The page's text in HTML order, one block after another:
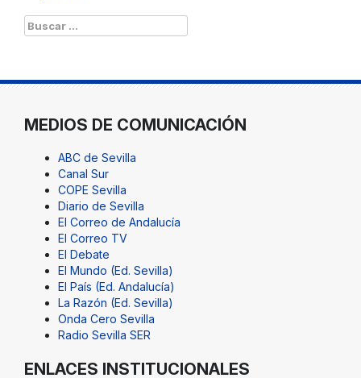
Buscar:
MEDIOS DE COMUNICACIÓN
ABC de Sevilla
Canal Sur
COPE Sevilla
Diario de Sevilla
El Correo de Andalucía
El Correo TV
El Debate
El Mundo (Ed. Sevilla)
El País (Ed. Andalucía)
La Razón (Ed. Sevilla)
Onda Cero Sevilla
Radio Sevilla SER
ENLACES INSTITUCIONALES